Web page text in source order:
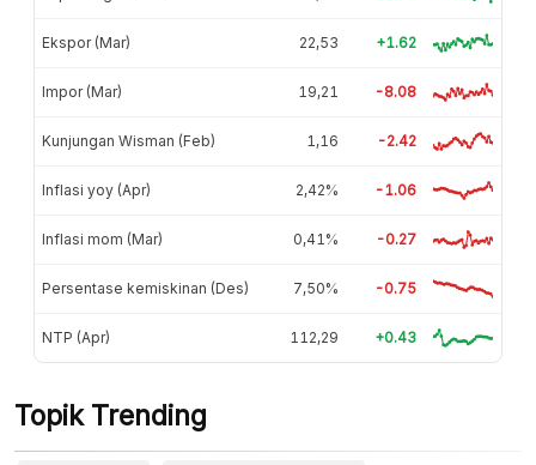
Ekspor (Mar) 22,53 +1.62
Impor (Mar) 19,21 -8.08
Kunjungan Wisman (Feb) 1,16 -2.42
Inflasi yoy (Apr) 2,42% -1.06
Inflasi mom (Mar) 0,41% -0.27
Persentase kemiskinan (Des) 7,50% -0.75
NTP (Apr) 112,29 +0.43
Topik Trending